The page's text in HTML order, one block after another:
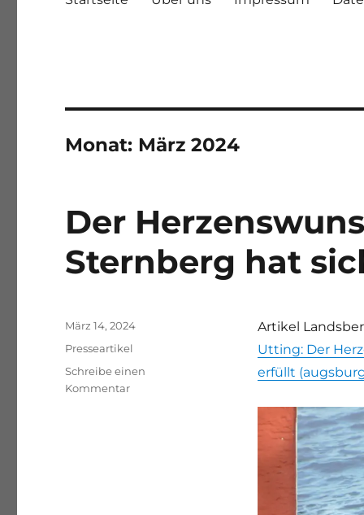
Monat: März 2024
Der
Sternberg hat
Artikel
Utting: Der
erfüllt
Veröffentlicht
März 14, 2024
Kategorien
Presseartikel
Schreibe einen
Kommentarzu